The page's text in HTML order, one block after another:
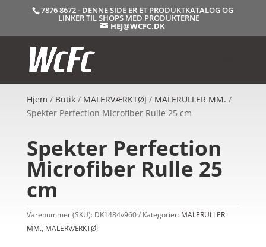
7876 8672 - DENNE SIDE ER ET PRODUKTKATALOG OG
LINKER TIL SHOPS MED PRODUKTERNE
HEJ@WCFC.DK
Hjem / Butik/ MALERVÆRKTØJ / MALERULLER MM. /
Spekter Perfection Microfiber Rulle 25 cm
Spekter Perfection
Microfiber Rulle 25
cm
Varenummer (SKU): DK1484v960 Kategorier: MALERULLER
MM., MALERVÆRKTØJ